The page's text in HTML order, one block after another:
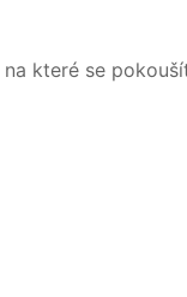
na které se